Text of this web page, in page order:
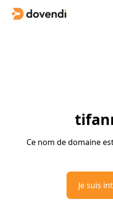
Ce nom de domaine
Je suis